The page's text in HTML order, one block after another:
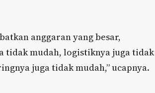
anggaran yang besar,
tidak mudah, logistiknya juga tidak
juga tidak mudah,” ucapnya.